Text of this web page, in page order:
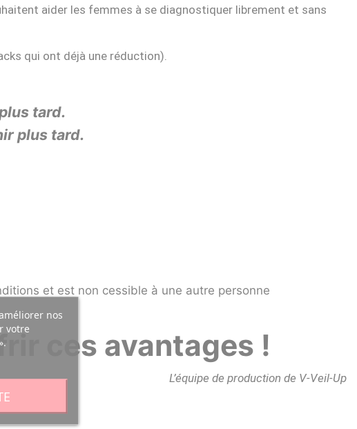
aider les femmes à se diagnostiquer librement et sans
qui ont déjà une réduction).
tard.
plus tard.
et est non cessible à une autre personne
ces avantages !
L’équipe de production de V-Veil-Up
nos
votre